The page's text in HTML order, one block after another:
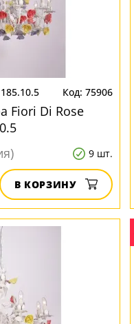
75906
Fiori Di Rose
9 шт.
В КОРЗИНУ